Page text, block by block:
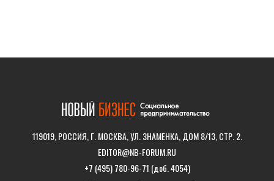
119019, РОССИЯ, Г. МОСКВА, УЛ. ЗНАМЕНКА, ДОМ 8/13, СТР. 2.
EDITOR@NB-FORUM.RU
+7 (495) 780-96-71 (доб. 4054)